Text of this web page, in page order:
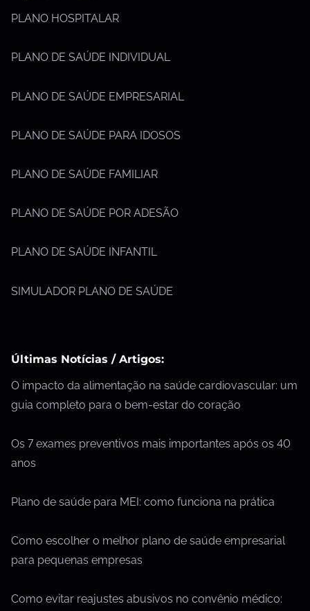
PLANO HOSPITALAR
PLANO DE SAÚDE INDIVIDUAL
PLANO DE SAÚDE EMPRESARIAL
PLANO DE SAÚDE PARA IDOSOS
PLANO DE SAÚDE FAMILIAR
PLANO DE SAÚDE POR ADESÃO
PLANO DE SAÚDE INFANTIL
SIMULADOR PLANO DE SAÚDE
Últimas Notícias / Artigos:
O impacto da alimentação na saúde cardiovascular: um
guia completo para o bem-estar do coração
Os 7 exames preventivos mais importantes após os 40
anos
Plano de saúde para MEI: como funciona na prática
Como escolher o melhor plano de saúde empresarial
para pequenas empresas
Como evitar reajustes abusivos no convênio médico: